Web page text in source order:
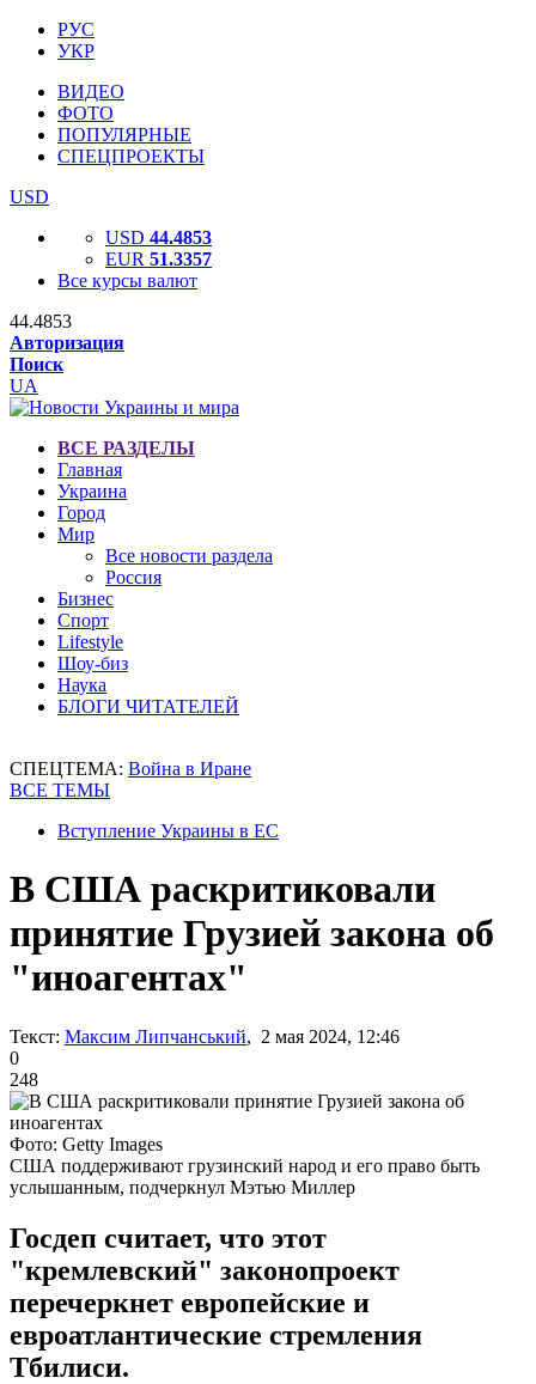
РУС
УКР
ВИДЕО
ФОТО
ПОПУЛЯРНЫЕ
СПЕЦПРОЕКТЫ
USD
USD 44.4853
EUR 51.3357
Все курсы валют
44.4853
Авторизация
Поиск
UA
ВСЕ РАЗДЕЛЫ
Главная
Украина
Город
Мир
Все новости раздела
Россия
Бизнес
Спорт
Lifestyle
Шоу-биз
Наука
БЛОГИ ЧИТАТЕЛЕЙ
СПЕЦТЕМА: Война в Иране
ВСЕ ТЕМЫ
Вступление Украины в ЕС
В США раскритиковали
принятие Грузией закона об
"иноагентах"
Текст: Максим Липчанський, 2 мая 2024, 12:46
0
248
Фото: Getty Images
США поддерживают грузинский народ и его право быть
услышанным, подчеркнул Мэтью Миллер
Госдеп считает, что этот
"кремлевский" законопроект
перечеркнет европейские и
евроатлантические стремления
Тбилиси.